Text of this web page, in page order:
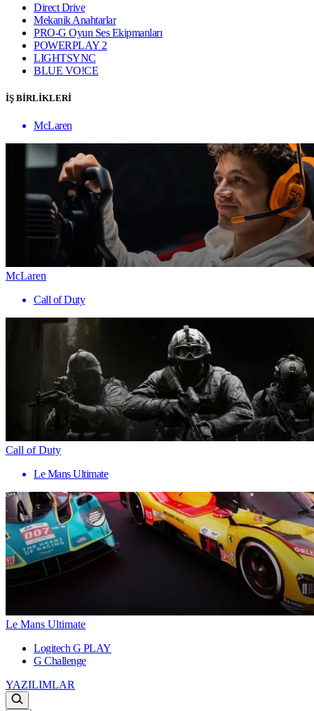
Direct Drive
Mekanik Anahtarlar
PRO-G Oyun Ses Ekipmanları
POWERPLAY 2
LIGHTSYNC
BLUE VO!CE
İŞ BİRLİKLERİ
McLaren
McLaren
Call of Duty
Call of Duty
Le Mans Ultimate
Le Mans Ultimate
Logitech G PLAY
G Challenge
YAZILIMLAR